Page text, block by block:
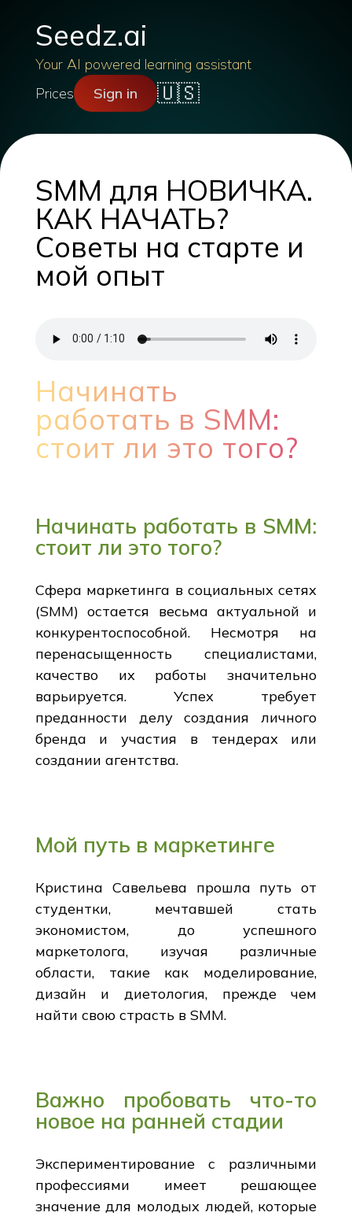
Seedz.ai
Your AI powered learning assistant
Prices
Sign in 🇺🇸
SMM для НОВИЧКА.
КАК НАЧАТЬ?
Советы на старте и
мой опыт
Начинать
работать в SMM:
стоит ли это того?
Начинать работать в SMM:
стоит ли это того?
Сфера маркетинга в социальных сетях
(SMM) остается весьма актуальной и
конкурентоспособной. Несмотря на
перенасыщенность специалистами,
качество их работы значительно
варьируется. Успех требует
преданности делу создания личного
бренда и участия в тендерах или
создании агентства.
Мой путь в маркетинге
Кристина Савельева прошла путь от
студентки, мечтавшей стать
экономистом, до успешного
маркетолога, изучая различные
области, такие как моделирование,
дизайн и диетология, прежде чем
найти свою страсть в SMM.
Важно пробовать что-то
новое на ранней стадии
Экспериментирование с различными
профессиями имеет решающее
значение для молодых людей, которые